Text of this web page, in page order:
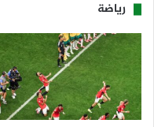
رياضة